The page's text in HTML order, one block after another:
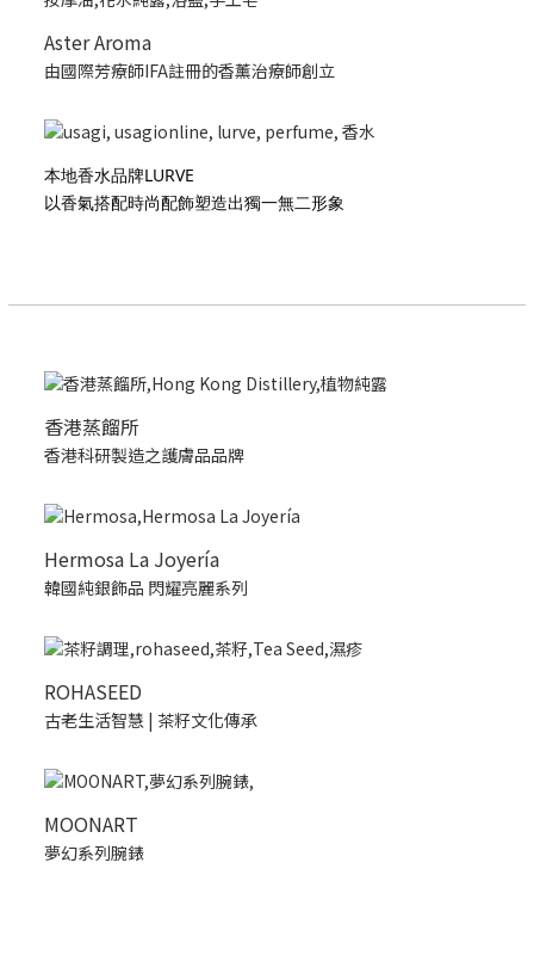
Aster Aroma
由國際芳療師IFA註冊的香薰治療師創立
本地香水品牌LURVE
以香氣搭配時尚配飾塑造出獨一無二形象
香港蒸餾所
香港科研製造之護膚品品牌
Hermosa La Joyería
韓國純銀飾品 閃耀亮麗系列
ROHASEED
古老生活智慧 | 茶籽文化傳承
MOONART
夢幻系列腕錶